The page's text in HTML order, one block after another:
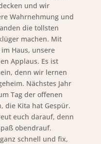
und wir
Wahrnehmung und
die tollsten
machen. Mit
Haus, unsere
Applaus. Es ist
denn wir lernen
Nächstes Jahr
Tag der offenen
die Kita hat Gespür.
euch darauf, denn
obendrauf.
schnell und fix,